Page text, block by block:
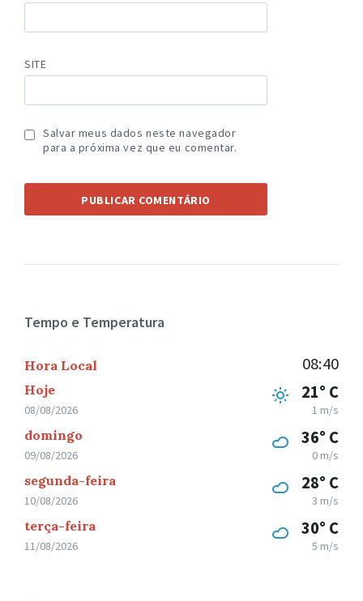
SITE
Salvar meus dados neste navegador
para a próxima vez que eu comentar.
Tempo e Temperatura
Hora Local 08:40
Hoje
08/08/2026
21° C
1 m/s
domingo
09/08/2026
36° C
0 m/s
segunda-feira
10/08/2026
28° C
3 m/s
terça-feira
11/08/2026
30° C
5 m/s